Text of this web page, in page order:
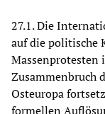
27.1. Die
auf die politische
Massenprotesten
Zusammenbruch
Osteuropa
formellen